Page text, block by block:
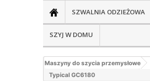
SZWALNIA ODZIEŻOWA
SZYJ W DOMU
Maszyny do szycia przemysłowe
Typical GC6180